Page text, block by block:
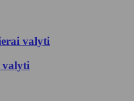
valyti
valyti